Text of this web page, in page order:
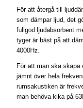
För att återgå till
som dämpar ljud, det
fullgod ljudabsorbent
tyger är bäst på att
4000Hz.
För att man ska skapa
jämnt över hela
rumsakustiken är
man behöva kika på